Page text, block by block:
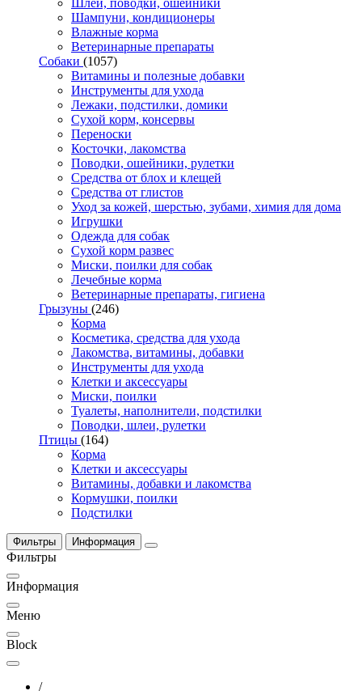
Шампуни, кондиционеры
Влажные корма
Ветеринарные препараты
Собаки (1057)
Витамины и полезные добавки
Инструменты для ухода
Лежаки, подстилки, домики
Сухой корм, консервы
Переноски
Косточки, лакомства
Поводки, ошейники, рулетки
Средства от блох и клещей
Средства от глистов
Уход за кожей, шерстью, зубами, химия для дома
Игрушки
Одежда для собак
Сухой корм развес
Миски, поилки для собак
Лечебные корма
Ветеринарные препараты, гигиена
Грызуны (246)
Корма
Косметика, средства для ухода
Лакомства, витамины, добавки
Инструменты для ухода
Клетки и аксессуары
Миски, поилки
Туалеты, наполнители, подстилки
Поводки, шлеи, рулетки
Птицы (164)
Корма
Клетки и аксессуары
Витамины, добавки и лакомства
Кормушки, поилки
Подстилки
Фильтры Информация
Фильтры
Информация
Меню
Block
/